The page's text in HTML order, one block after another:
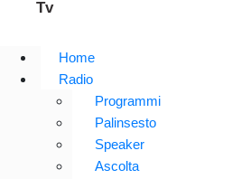
Tv
Home
Radio
Programmi
Palinsesto
Speaker
Ascolta